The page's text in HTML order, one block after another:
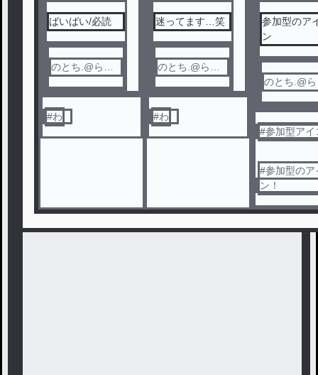
ばいばい/必読
のとち.@らあ
#わ
迷ってます…笑
のとち.@らあ
#わ
参加型のア
ン
のとち.@
#参加型アイ
#参加型のア
ン！